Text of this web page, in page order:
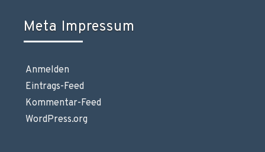
Meta Impressum
Anmelden
Eintrags-Feed
Kommentar-Feed
WordPress.org